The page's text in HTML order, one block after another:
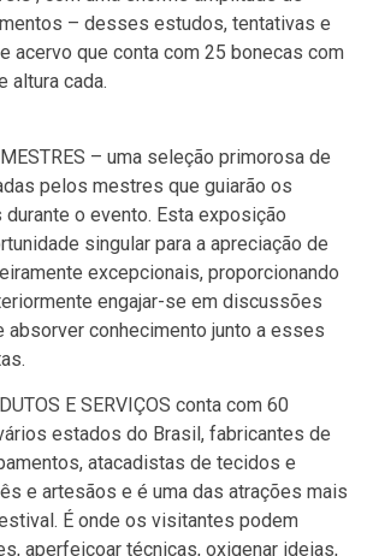
– desses estudos, tentativas e
acervo que conta com 25 bonecas com
altura cada.
– uma seleção primorosa de
pelos mestres que guiarão os
o evento. Esta exposição
singular para a apreciação de
excepcionais, proporcionando
engajar-se em discussões
absorver conhecimento junto a esses
E SERVIÇOS conta com 60
estados do Brasil, fabricantes de
atacadistas de tecidos e
e artesãos e é uma das atrações mais
É onde os visitantes podem
aperfeiçoar técnicas, oxigenar ideias,